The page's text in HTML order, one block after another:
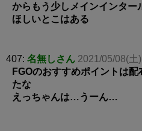
からもう少しメインインター
ほしいとこはある
407: 名無しさん 2021/05/08(土
FGOのおすすめポイントは
たな
えっちゃんは…うーん…